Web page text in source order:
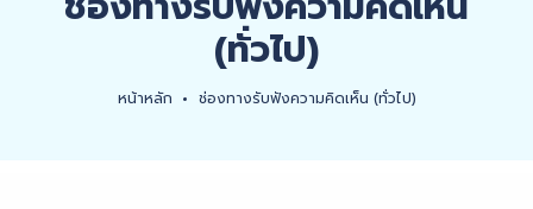
(ทั่วไป)
หน้าหลัก ช่องทางรับฟังความคิดเห็น (ทั่วไป)